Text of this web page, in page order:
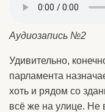
Аудиозапись №2
Удивительно,
парламента
хоть и рядом со
всё же на улице. Не